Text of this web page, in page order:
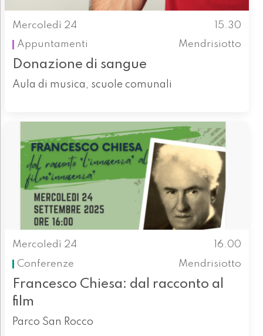
Mercoledì 24
15.30
Appuntamenti
Mendrisiotto
Donazione di sangue
Aula di musica, scuole comunali
Mercoledì 24
16.00
Conferenze
Mendrisiotto
Francesco Chiesa: dal racconto al
film
Parco San Rocco